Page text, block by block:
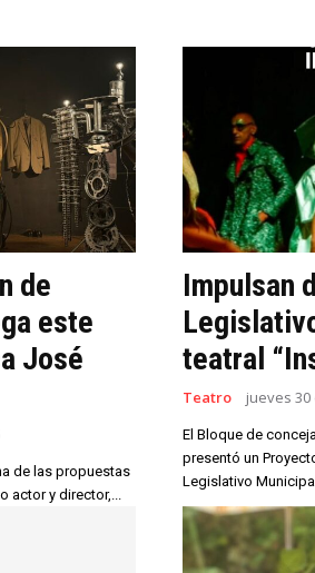
de
este
José
de las propuestas
y director,...
Impulsan
teatral
Teatro jueves 30
El Bloque de
presentó un
Legislativo Municipal